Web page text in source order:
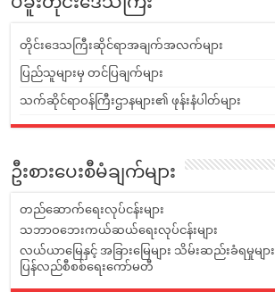
ပဲခူးတိုင်းဒေသကြီး
တိုင်းဒေသကြီးဆိုင်ရာအချက်အလက်များ
ပြည်သူများမှ တင်ပြချက်များ
သက်ဆိုင်ရာဝန်ကြီးဌာနများ၏ ဖုန်းနံပါတ်များ
ဦးစားပေးစီမံချက်များ
တည်ဆောက်ရေးလုပ်ငန်းများ
သဘာဝဘေးကယ်ဆယ်ရေးလုပ်ငန်းများ
လယ်ယာမြေနှင့် အခြားမြေများ သိမ်းဆည်းခံရမှုများ
ပြန်လည်စီစစ်ရေးကော်မတီ